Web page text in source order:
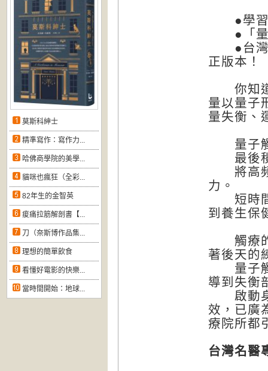
莫斯科紳士
精準寫作：寫作力...
哈佛商學院的美學...
貓咪也瘋狂（全彩...
82年生的金智英
痠痛拉筋解剖書【...
刀（奈斯博作品集...
理想的簡單飲食
看懂好電影的快樂...
當時間開始：地球...
●學習
●「量
●台灣
正版本！
你知道
量以量子
量失衡、
量子觸
最後積
將高頻
力。
短時間
到養生保
觸療的
著後天的
量子觸
導到失衡
啟動身
效，已廣
療院所都
台灣名醫